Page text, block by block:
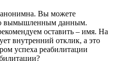
анонимна. Вы можете
вымышленным данным.
оставить – имя. На
внутренний отклик, а это
успеха реабилитации